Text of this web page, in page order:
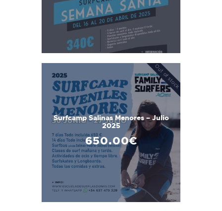
Out of stock
Surfcamp Salinas Menores – Julio
2025
650.00€